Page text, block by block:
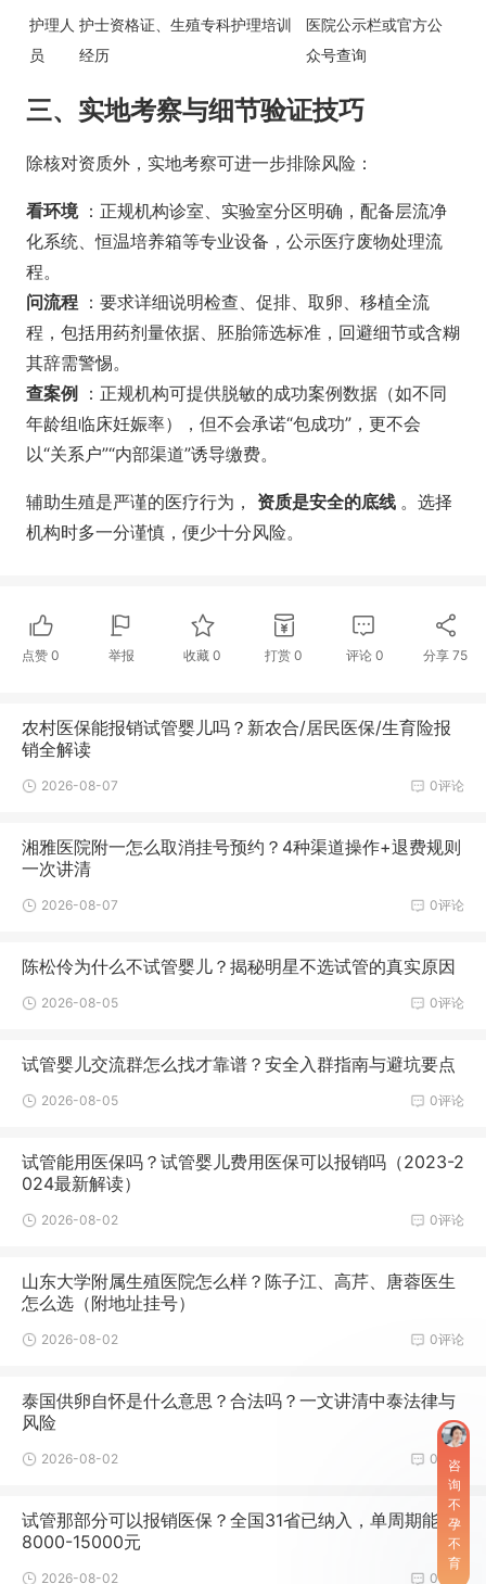
护理人
员
护士资格证、生殖专科护理培训
经历
医院公示栏或官方公
众号查询
三、实地考察与细节验证技巧
除核对资质外，实地考察可进一步排除风险：
看环境 ：正规机构诊室、实验室分区明确，配备层流净
化系统、恒温培养箱等专业设备，公示医疗废物处理流
程。
问流程 ：要求详细说明检查、促排、取卵、移植全流
程，包括用药剂量依据、胚胎筛选标准，回避细节或含糊
其辞需警惕。
查案例 ：正规机构可提供脱敏的成功案例数据（如不同
年龄组临床妊娠率），但不会承诺“包成功”，更不会
以“关系户”“内部渠道”诱导缴费。
辅助生殖是严谨的医疗行为， 资质是安全的底线 。选择
机构时多一分谨慎，便少十分风险。
点赞 0 举报 收藏0 打赏 0 评论 0 分享75
农村医保能报销试管婴儿吗？新农合/居民医保/生育险报
销全解读
0评论
2026-08-07
湘雅医院附一怎么取消挂号预约？4种渠道操作+退费规则
一次讲清
0评论
2026-08-07
陈松伶为什么不试管婴儿？揭秘明星不选试管的真实原因
0评论
2026-08-05
试管婴儿交流群怎么找才靠谱？安全入群指南与避坑要点
0评论
2026-08-05
试管能用医保吗？试管婴儿费用医保可以报销吗（2023-2
024最新解读）
0评论
2026-08-02
山东大学附属生殖医院怎么样？陈子江、高芹、唐蓉医生
怎么选（附地址挂号）
0评论
2026-08-02
泰国供卵自怀是什么意思？合法吗？一文讲清中泰法律与
风险
0评论
2026-08-02
试管那部分可以报销医保？全国31省已纳入，单周期能报
8000-15000元
0评论
2026-08-02
咨
询
不
孕
不
育